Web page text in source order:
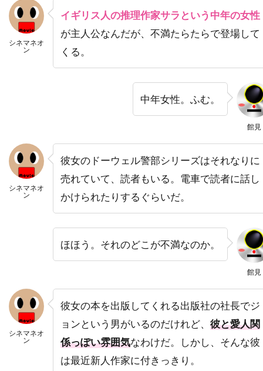
ナタウット・キッティクン
ナタリー・キャナーデイ
ナターシャ・ワートン
ナチョ・ルイス・カピヤス
ナビル・サワラ
ナンシー・オリバー
ナンシー・レネハン
ニコラス・カザン
ニコラス・ケイジ
ニコラス・ストーラー
ニコラス・デ・トス
ニコラス・ピレッジ
ニコラ・ジロー
ニコラ・デュヴァル・アダソフスキ
ニコラ・ピオヴァーニ
ニコレッタ・ブラスキ
ニコール・キッドマン
ニコール・デボアー
ニック・フロスト
ニック・マクリーン
ニック・ムーア
ニック・ラウド
ニック・ロッドウェル
ニュージャパンフィルム
ニュージーランド
シネマネオ
ン
イギリス人の推理作家サラという中年の女性
が主人公なんだが、不満たらたらで登場して
くる。
館見
中年女性。ふむ。
シネマネオ
ン
彼女のドーウェル警部シリーズはそれなりに
売れていて、読者もいる。電車で読者に話し
かけられたりするぐらいだ。
館見
ほほう。それのどこが不満なのか。
シネマネオ
ン
彼女の本を出版してくれる出版社の社長でジ
ョンという男がいるのだけれど、 彼と愛人関
係っぽい雰囲気なわけだ。しかし、そんな彼
は最近新人作家に付きっきり。